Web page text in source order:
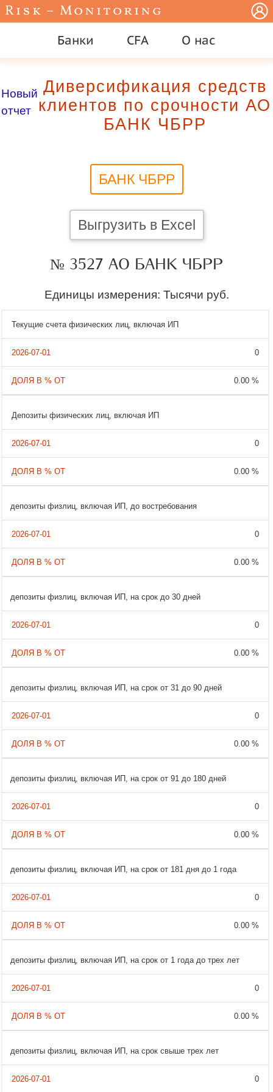
Risk – Monitoring
Банки CFA О нас
Новый
отчет
Диверсификация средств
клиентов по срочности АО
БАНК ЧБРР
БАНК ЧБРР
Выгрузить в Excel
№ 3527 АО БАНК ЧБРР
Единицы измерения: Тысячи руб.
Текущие счета физических лиц, включая ИП
0
0.00 %
Депозиты физических лиц, включая ИП
0
0.00 %
депозиты физлиц, включая ИП, до востребования
0
0.00 %
депозиты физлиц, включая ИП, на срок до 30 дней
0
0.00 %
депозиты физлиц, включая ИП, на срок от 31 до 90 дней
0
0.00 %
депозиты физлиц, включая ИП, на срок от 91 до 180 дней
0
0.00 %
депозиты физлиц, включая ИП, на срок от 181 дня до 1 года
0
0.00 %
депозиты физлиц, включая ИП, на срок от 1 года до трех лет
0
0.00 %
депозиты физлиц, включая ИП, на срок свыше трех лет
0